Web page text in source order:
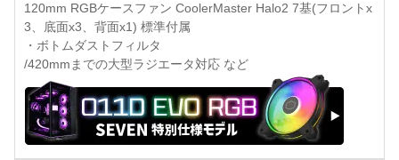
120mm RGBケースファン CoolerMaster Halo2 7基(フロントx
3、底面x3、背面x1) 標準付属
・ボトムダストフィルタ
/420mmまでの大型ラジエータ対応 など